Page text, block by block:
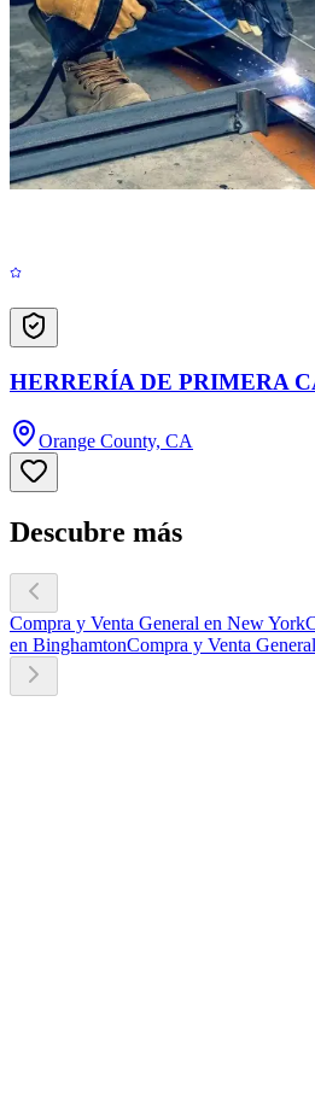
HERRERÍA DE PRIMERA
Orange County, CA
Descubre más
Compra y Venta General en New York
en BinghamtonCompra y Venta